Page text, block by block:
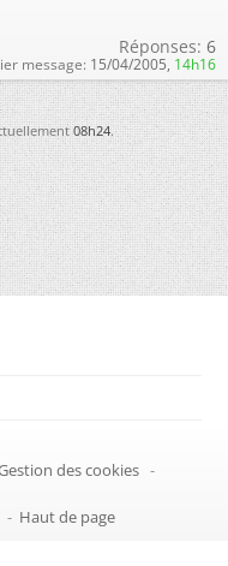
Réponses: 6
message: 15/04/2005, 14h16
08h24.
des cookies -
- Haut de page